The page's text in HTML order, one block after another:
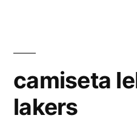
camiseta
lakers